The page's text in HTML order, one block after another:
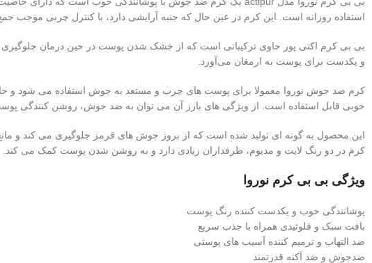
استفاده روزانه است. این کرم در عین حال که جنبه آرایشی دارد، با کنترل چربی موجب
بی بی کرم اکتی پور حاوی ترکیباتی است که از خشک شدن پوست در حین درمان
و یکدست برای پوست به ارمغان می‌آورد.
کرم ضد جوش نوروا معمولا برای پوست های چرب و مستعد به جوش استفاده می شود و
خوبی قابل استفاده است. از ویژگی های بارز آن می توان به ضد جوش، روشن کنندگی
این محصول به گونه ای تولید شده است که از بروز جوش های قرمز جلوگیری می کند
کرم در دو رنگ لایت و مدیوم، طرفداران زیادی دارد و به روشن شدن پوست کمک می کند.
ویژگی بی بی کرم نوروا
پوشانندگی خوب و یکدست کننده رنگ پوست
بافت سبک و فلوئیدی همراه با جذب سریع
ضد التهاب و ترمیم کننده آسیب های پوستی
ضدجوش و ضد آکنه قدرتمند